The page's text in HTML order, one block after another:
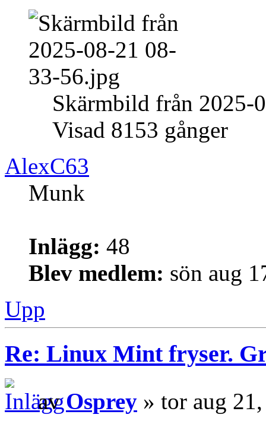
Skärmbild från
Visad 8153 gånger
AlexC63
Munk
Inlägg: 48
Blev medlem: sön aug
Upp
Re: Linux Mint fryser.
avOsprey » tor aug